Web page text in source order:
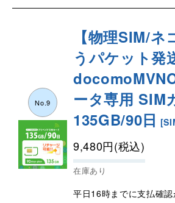
No.9
【物理SIM/ネ
うパケット発
ータ専用 SIM
135GB/90日 [
9,480円(税込)
在庫あり
平日16時までに支払確